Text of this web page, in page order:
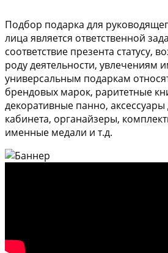
Подбор подарка для
лица является ответственной
соответствие презента статусу,
роду деятельности, увлечениям
универсальным подаркам
брендовых марок, раритетные
декоративные панно,
кабинета, органайзеры,
именные медали и т.д.